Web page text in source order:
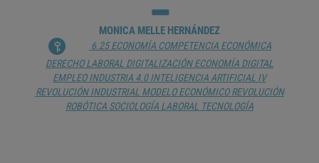
MONICA MELLE HERNÁNDEZ
6.25 ECONOMÍA COMPETENCIA ECONÓMICA
DERECHO LABORAL DIGITALIZACIÓN ECONOMÍA DIGITAL
EMPLEO INDUSTRIA 4.0 INTELIGENCIA ARTIFICIAL IV
REVOLUCIÓN INDUSTRIAL MODELO ECONÓMICO REVOLUCIÓN
ROBÓTICA SOCIOLOGÍA LABORAL TECNOLOGÍA